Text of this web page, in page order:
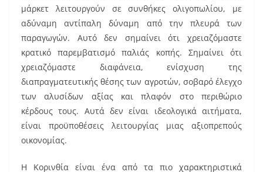
μάρκετ λειτουργούν σε συνθήκες ολιγοπωλίου, με
αδύναμη αντίπαλη δύναμη από την πλευρά των
παραγωγών. Αυτό δεν σημαίνει ότι χρειαζόμαστε
κρατικό παρεμβατισμό παλιάς κοπής. Σημαίνει ότι
χρειαζόμαστε διαφάνεια, ενίσχυση της
διαπραγματευτικής θέσης των αγροτών, σοβαρό έλεγχο
των αλυσίδων αξίας και πλαφόν στο περιθώριο
κέρδους τους. Αυτά δεν είναι ιδεολογικά αιτήματα,
είναι προϋποθέσεις λειτουργίας μιας αξιοπρεπούς
οικονομίας.
Η Κορινθία είναι ένα από τα πιο χαρακτηριστικά